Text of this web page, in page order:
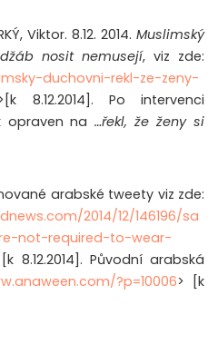
Viktor. 8.12. 2014. Muslimský
nosit nemusejí, viz zde:
duchovni-rekl-ze-zeny-
8.12.2014]. Po intervenci
opraven na…řekl, že ženy si
arabské tweety viz zde:
2014/12/146196/sa
not-required-to-wear-
8.12.2014]. Původní arabská
?p=10006> [k